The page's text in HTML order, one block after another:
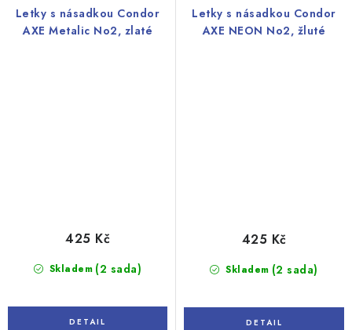
Letky s násadkou Condor
AXE Metalic No2, zlaté
Skladem (2 sada)
425 Kč
Letky s násadkou Condor
AXE NEON No2, žluté
Skladem (2 sada)
425 Kč